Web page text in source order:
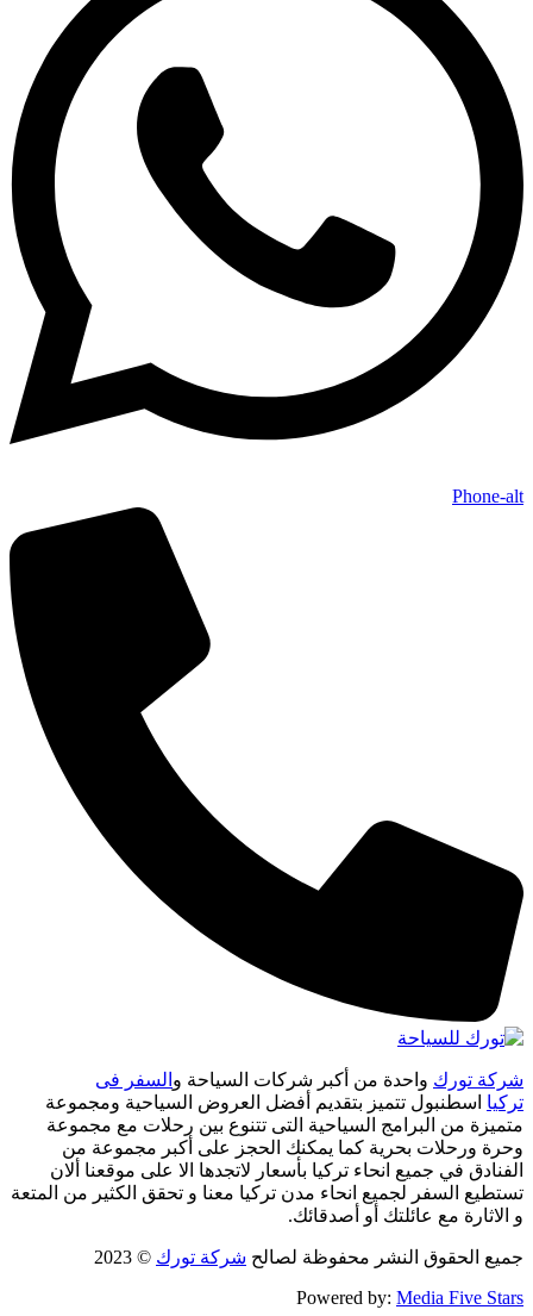
Phone-alt
شركة تورك واحدة من أكبر شركات السياحة و السفر فى
تركيا اسطنبول تتميز بتقديم أفضل العروض السياحية ومجموعة
متميزة من البرامج السياحية التى تتنوع بين رحلات مع مجموعة
وحرة ورحلات بحرية كما يمكنك الحجز على أكبر مجموعة من
الفنادق في جميع انحاء تركيا بأسعار لاتجدها الا على موقعنا ألان
تستطيع السفر لجميع انحاء مدن تركيا معنا و تحقق الكثير من المتعة
و الاثارة مع عائلتك أو أصدقائك.
جميع الحقوق النشر محفوظة لصالح شركة تورك © 2023
Powered by: Media Five Stars